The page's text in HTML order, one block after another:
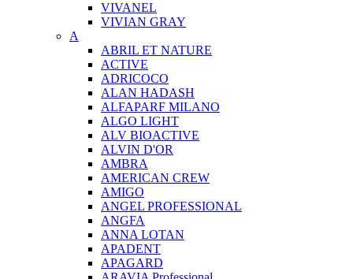
VIVANEL
VIVIAN GRAY
A
ABRIL ET NATURE
ACTIVE
ADRICOCO
ALAN HADASH
ALFAPARF MILANO
ALGO LIGHT
ALV BIOACTIVE
ALVIN D'OR
AMBRA
AMERICAN CREW
AMIGO
ANGEL PROFESSIONAL
ANGFA
ANNA LOTAN
APADENT
APAGARD